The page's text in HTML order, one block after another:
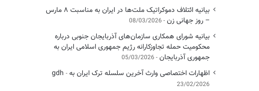
بیانیه ائتلاف دموکراتیک ملت‌ها در ایران به مناسبت ۸ مارس
– روز جهانی زن 08/03/2026
بیانیه شورای همکاری سازمان‌های آذربایجان جنوبی درباره
محکومیت حمله تجاوزکارانه رژیم جمهوری اسلامی ایران به
جمهوری آذربایجان 05/03/2026
اظهارات اختصاصی وارث آخرین سلسله ترک ایران به gdh
23/02/2026